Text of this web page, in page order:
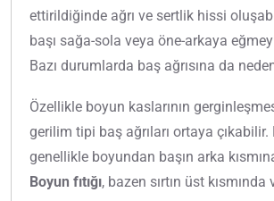
ettirildiğinde ağrı ve sertlik hissi
başı sağa-sola veya öne-arkaya
Bazı durumlarda baş ağrısına da
Özellikle boyun kaslarının
gerilim tipi baş ağrıları ortaya çıkabilir.
genellikle boyundan başın arka
Boyun fıtığı, bazen sırtın üst